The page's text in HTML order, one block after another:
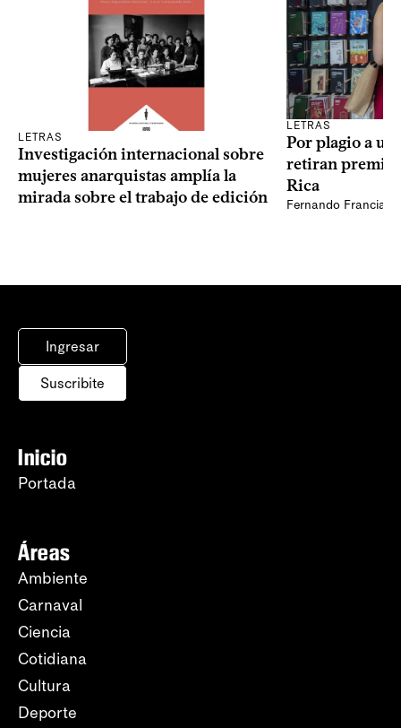
LETRAS
Investigación internacional sobre
mujeres anarquistas amplía la
mirada sobre el trabajo de edición
LETRAS
Por plagio a
retiran premio
Rica
Fernando Francia,
Ingresar
Suscribite
Inicio
Portada
Áreas
Ambiente
Carnaval
Ciencia
Cotidiana
Cultura
Deporte